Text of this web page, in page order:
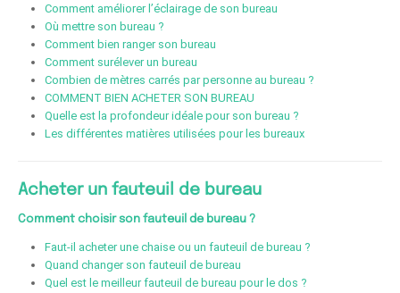
Comment améliorer l’éclairage de son bureau
Où mettre son bureau ?
Comment bien ranger son bureau
Comment surélever un bureau
Combien de mètres carrés par personne au bureau ?
COMMENT BIEN ACHETER SON BUREAU
Quelle est la profondeur idéale pour son bureau ?
Les différentes matières utilisées pour les bureaux
Acheter un fauteuil de bureau
Comment choisir son fauteuil de bureau ?
Faut-il acheter une chaise ou un fauteuil de bureau ?
Quand changer son fauteuil de bureau
Quel est le meilleur fauteuil de bureau pour le dos ?